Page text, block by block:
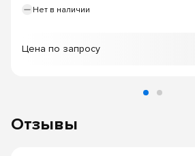
Нет в наличии
Цена по запросу
Отзывы